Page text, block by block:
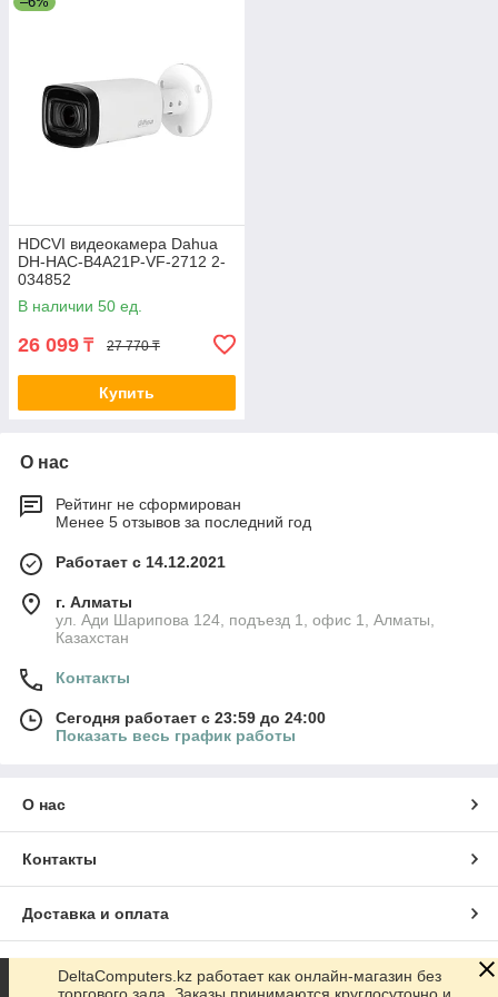
мегапикселя
вам дорого.
HDCVI видеокамера Dahua
DH-HAC-B4A21P-VF-2712 2-
034852
В наличии 50 ед.
26 099 ₸ 27 770 ₸
Купить
О нас
Рейтинг не сформирован
Менее 5 отзывов за последний год
Работает с 14.12.2021
г. Алматы
ул. Ади Шарипова 124, подъезд 1, офис 1, Алматы,
Казахстан
Контакты
Сегодня работает с 23:59 до 24:00
Показать весь график работы
О нас
Контакты
Доставка и оплата
График работы
DeltaComputers.kz работает как онлайн-магазин без